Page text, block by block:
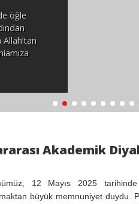
öğle
Allah’tan
Akademik
12 Mayıs 2025
büyük memnuniyet duydu.